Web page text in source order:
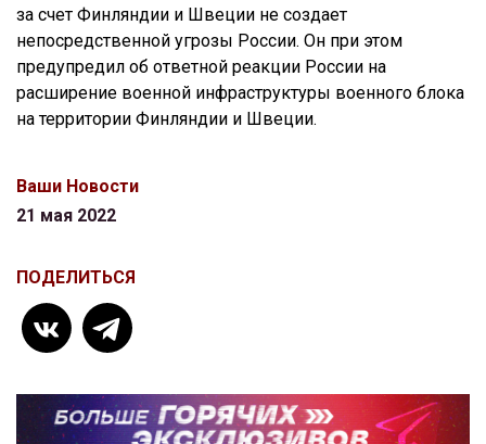
за счет Финляндии и Швеции не создает
непосредственной угрозы России. Он при этом
предупредил об ответной реакции России на
расширение военной инфраструктуры военного блока
на территории Финляндии и Швеции.
Ваши Новости
21 мая 2022
ПОДЕЛИТЬСЯ